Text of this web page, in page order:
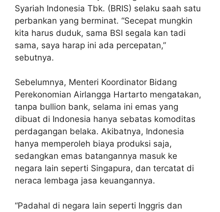
Syariah Indonesia Tbk. (BRIS) selaku saah satu
perbankan yang berminat. “Secepat mungkin
kita harus duduk, sama BSI segala kan tadi
sama, saya harap ini ada percepatan,”
sebutnya.
Sebelumnya, Menteri Koordinator Bidang
Perekonomian Airlangga Hartarto mengatakan,
tanpa bullion bank, selama ini emas yang
dibuat di Indonesia hanya sebatas komoditas
perdagangan belaka. Akibatnya, Indonesia
hanya memperoleh biaya produksi saja,
sedangkan emas batangannya masuk ke
negara lain seperti Singapura, dan tercatat di
neraca lembaga jasa keuangannya.
“Padahal di negara lain seperti Inggris dan